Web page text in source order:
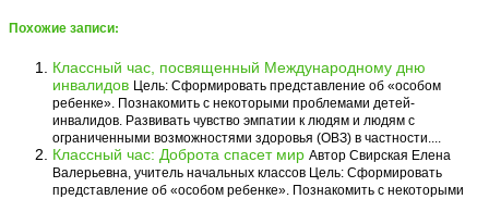
Похожие записи:
Классный час, посвященный Международному дню
инвалидов
Цель: Сформировать представление об «особом
ребенке». Познакомить с некоторыми проблемами детей-
инвалидов. Развивать чувство эмпатии к людям и людям с
ограниченными возможностями здоровья (ОВЗ) в частности....
Классный час: Доброта спасет мир Автор Свирская Елена
Валерьевна, учитель начальных классов Цель: Сформировать
представление об «особом ребенке». Познакомить с некоторыми